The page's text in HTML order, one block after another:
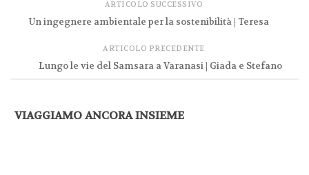
ARTICOLO SUCCESSIVO
Un ingegnere ambientale per la sostenibilità | Teresa
ARTICOLO PRECEDENTE
Lungo le vie del Samsara a Varanasi | Giada e Stefano
VIAGGIAMO ANCORA INSIEME